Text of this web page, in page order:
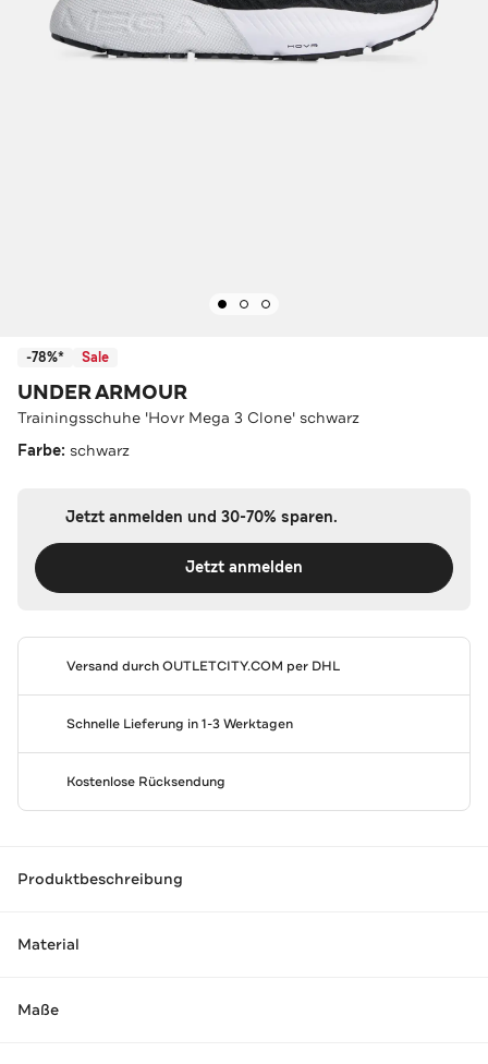
-78%* Sale
UNDER ARMOUR
Trainingsschuhe 'Hovr Mega 3 Clone' schwarz
Farbe: schwarz
Jetzt anmelden und 30-70% sparen.
Jetzt anmelden
Versand durchOUTLETCITY.COM per DHL
Schnelle Lieferung in 1-3 Werktagen
Kostenlose Rücksendung
Produktbeschreibung
Material
Maße